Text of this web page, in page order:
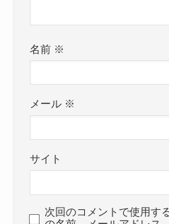
名前 ※
メール ※
サイト
次回のコメントで使用す